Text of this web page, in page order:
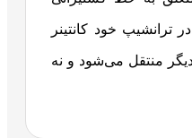
ترانشیپ خود کانتینر
منتقل می‌شود و نه